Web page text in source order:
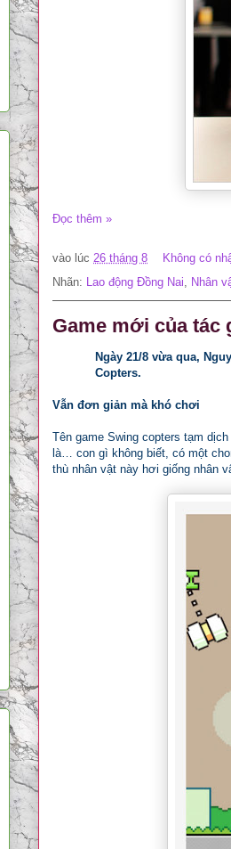
Đọc thêm »
vào lúc 26 tháng 8
Không có
Nhãn:
Lao động Đồng Nai Nhân
Game mới của tác
Ngày 21/8 vừa qua,
Copters.
Vẫn đơn giản mà khó chơi
Tên game Swing copters tạm
là… con gì không biết, có một
thù nhân vật này hơi giống nhân